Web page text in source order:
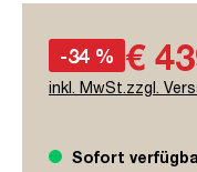
-34 % €
inkl. MwSt.zzgl.
Sofort